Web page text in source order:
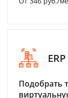
ERP
Подобрать